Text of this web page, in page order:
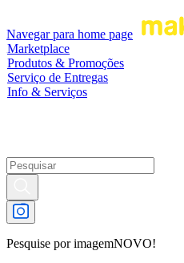
Navegar para home page
Marketplace
Produtos & Promoções
Serviço de Entregas
Info & Serviços
Pesquise por imagemNOVO!